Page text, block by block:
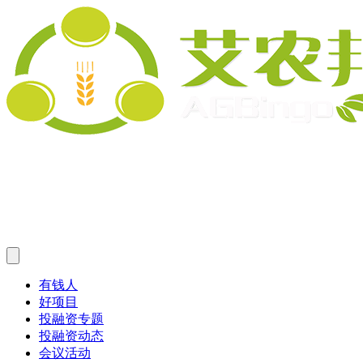
有钱人
好项目
投融资专题
投融资动态
会议活动